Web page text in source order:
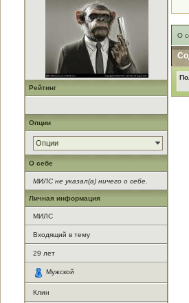
Рейтинг
Опции
Опции
О себе
МИЛС не указал(а) ничего о себе.
Личная информация
МИЛС
Входящий в тему
29 лет
Мужской
Клин
О